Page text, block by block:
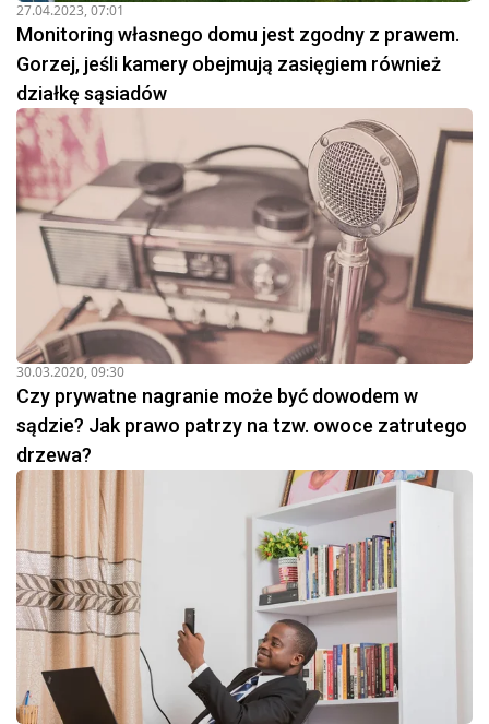
27.04.2023, 07:01
Monitoring własnego domu jest zgodny z prawem.
Gorzej, jeśli kamery obejmują zasięgiem również
działkę sąsiadów
30.03.2020, 09:30
Czy prywatne nagranie może być dowodem w
sądzie? Jak prawo patrzy na tzw. owoce zatrutego
drzewa?